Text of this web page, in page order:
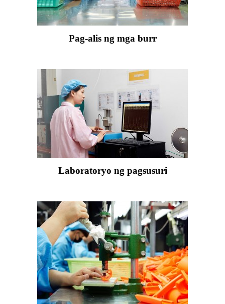
Pag-alis ng mga burr
Laboratoryo ng pagsusuri